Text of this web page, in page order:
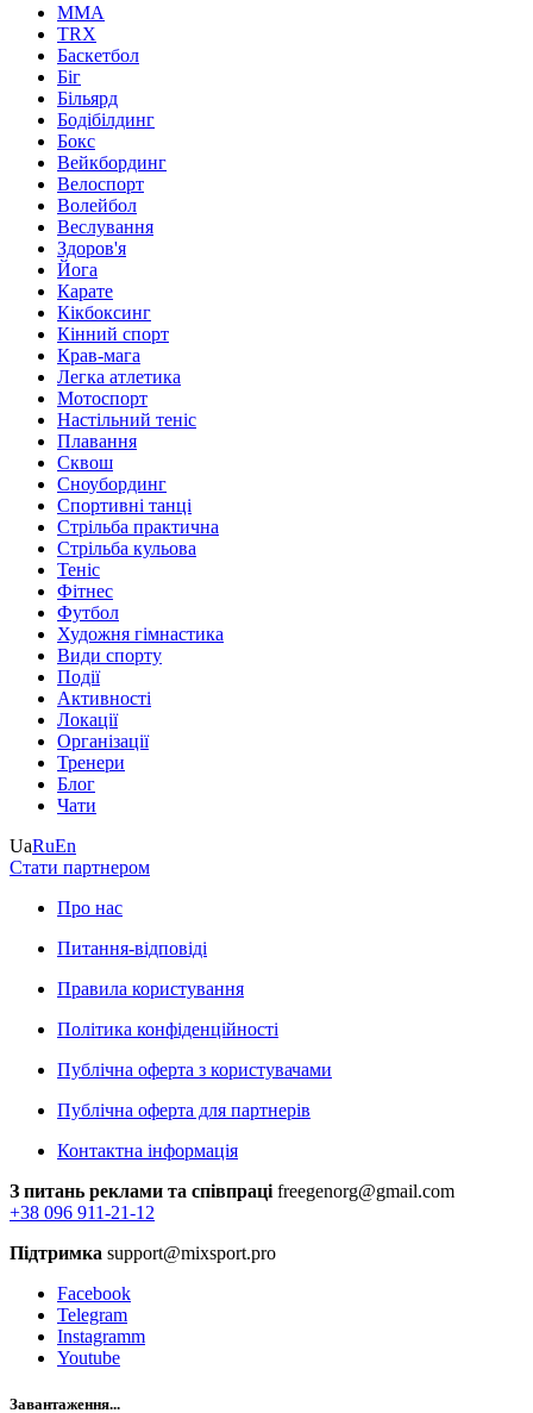
MMA
TRX
Баскетбол
Біг
Більярд
Бодібілдинг
Бокс
Вейкбординг
Велоспорт
Волейбол
Веслування
Здоров'я
Йога
Карате
Кікбоксинг
Кінний спорт
Крав-мага
Легка атлетика
Мотоспорт
Настільний теніс
Плавання
Сквош
Сноубординг
Спортивні танці
Стрільба практична
Стрільба кульова
Теніс
Фітнес
Футбол
Художня гімнастика
Види спорту
Події
Активності
Локації
Організації
Тренери
Блог
Чати
UaRuEn
Стати партнером
Про нас
Питання-відповіді
Правила користування
Політика конфіденційності
Публічна оферта з користувачами
Публічна оферта для партнерів
Контактна інформація
З питань реклами та співпраці freegenorg@gmail.com
+38 096 911-21-12
Підтримка support@mixsport.pro
Facebook
Telegram
Instagramm
Youtube
Завантаження...